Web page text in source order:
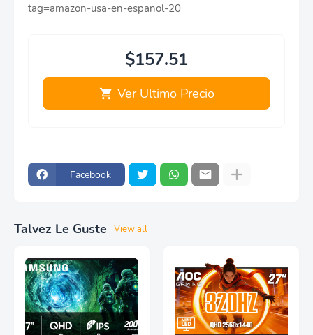
tag=amazon-usa-en-espanol-20
$157.51
Ver Ultimo Precio
Facebook
Talvez Le Guste View all